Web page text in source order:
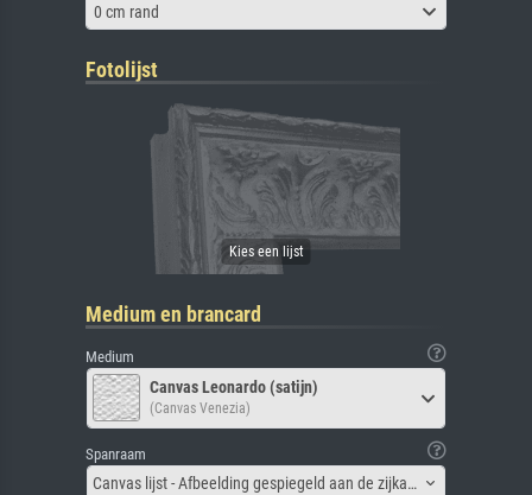
0 cm rand
Fotolijst
Medium en brancard
Medium
Canvas Leonardo (satijn)
(Canvas Venezia)
Spanraam
Canvas lijst - Afbeelding gespiegeld aan de zijkant